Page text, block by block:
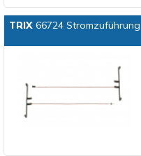
TRIX66724 Stromzuführung